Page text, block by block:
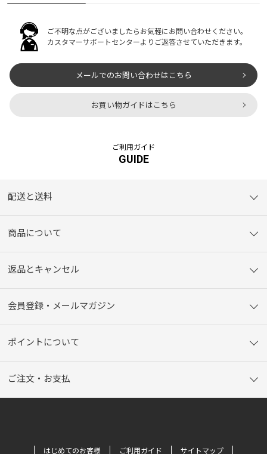
ご不明な点がございましたらお気軽にお問い合わせください。
カスタマーサポートセンターよりご返答させていただきます。
メールでのお問い合わせはこちら
お買い物ガイドはこちら
ご利用ガイド
GUIDE
配送と送料
商品について
返品とキャンセル
会員登録・メールマガジン
ポイントについて
ご注文・お支払
はじめてのお客様 ご利用ガイド サイトマップ